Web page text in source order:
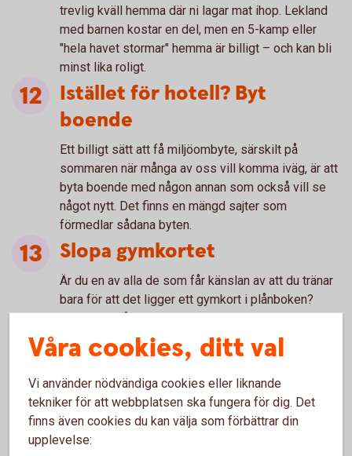
trevlig kväll hemma där ni lagar mat ihop. Lekland
med barnen kostar en del, men en 5-kamp eller
"hela havet stormar" hemma är billigt – och kan bli
minst lika roligt.
Istället för hotell? Byt
boende
Ett billigt sätt att få miljöombyte, särskilt på
sommaren när många av oss vill komma iväg, är att
byta boende med någon annan som också vill se
något nytt. Det finns en mängd sajter som
förmedlar sådana byten.
Slopa gymkortet
Är du en av alla de som får känslan av att du tränar
bara för att det ligger ett gymkort i plånboken?
Släpp det dåliga samvetet och säg upp kortet om
du ändå inte kommer att komma igång. Träning
behöver inte ske på ett gym – det finns hur mycket
gratisträning som helst i naturen med sköna
platser att jogga eller promenera på. Dessutom har
många kommuner satsat på utegym.
Kolla förrådet
Våra cookies, ditt val
Vi använder nödvändiga cookies eller liknande
tekniker för att webbplatsen ska fungera för dig. Det
finns även cookies du kan välja som förbättrar din
upplevelse: